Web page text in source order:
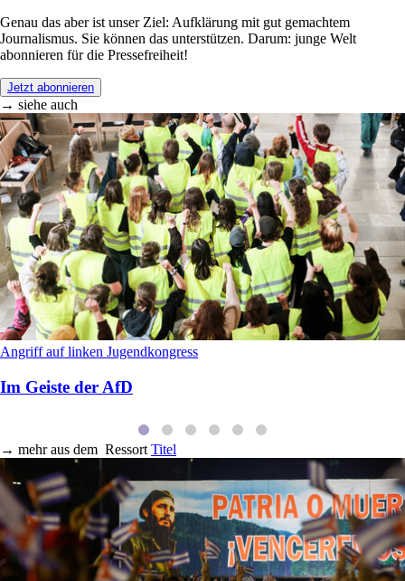
Genau das aber ist unser Ziel: Aufklärung mit gut gemachtem
Journalismus. Sie können das unterstützen. Darum: junge Welt
abonnieren für die Pressefreiheit!
Jetzt abonnieren
→ siehe auch
Angriff auf linken Jugendkongress
Im Geiste der AfD
→ mehr aus dem Ressort Titel